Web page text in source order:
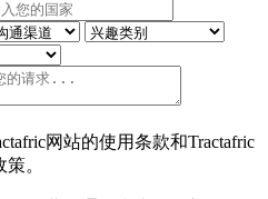
网站的使用条款和Tractafric
。